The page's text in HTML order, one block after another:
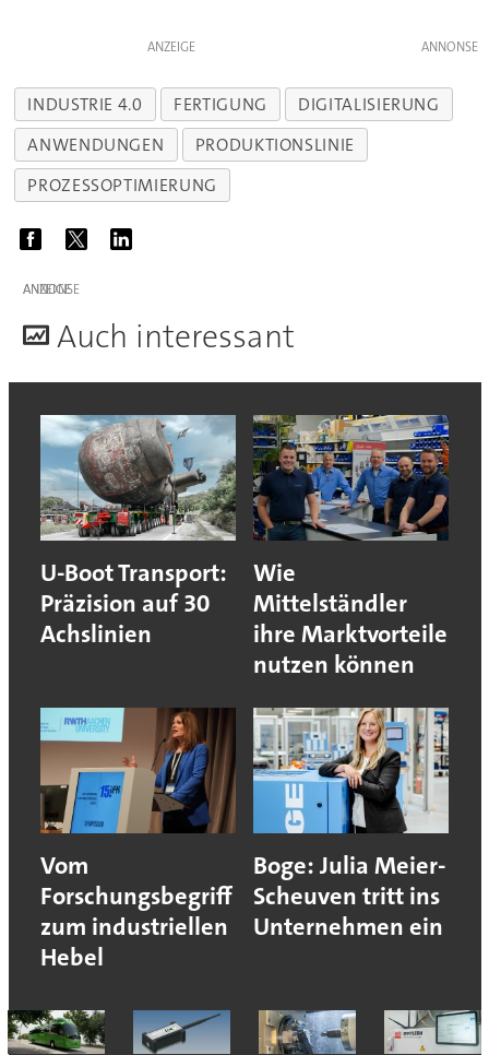
ANZEIGE
INDUSTRIE 4.0 FERTIGUNG
DIGITALISIERUNG
ANWENDUNGEN
PRODUKTIONSLINIE
PROZESSOPTIMIERUNG
ANZEIGE
Auch interessant
U-Boot Transport:
Präzision auf 30
Achslinien
Wie
Mittelständler
ihre Marktvorteile
nutzen können
Vom
Forschungsbegriff
zum industriellen
Hebel
Boge: Julia Meier-
Scheuven tritt ins
Unternehmen ein